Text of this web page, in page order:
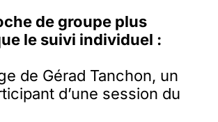
de groupe plus
le suivi individuel :
de Gérad Tanchon, un
d’une session du